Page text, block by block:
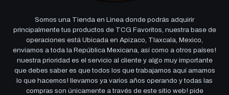
Somos una Tienda en Linea donde podrás adquirir
principalmente tus productos de TCG Favoritos, nuestra base de
operaciones está Ubicada en Apizaco, Tlaxcala, Mexico,
enviamos a toda la República Mexicana, así como a otros países!
nuestra prioridad es el servicio al cliente y algo muy importante
que debes saber es que todos los que trabajamos aquí amamos
lo que hacemos! llevamos ya varios años operando y todas las
compras son únicamente a través de este sitio web! pide